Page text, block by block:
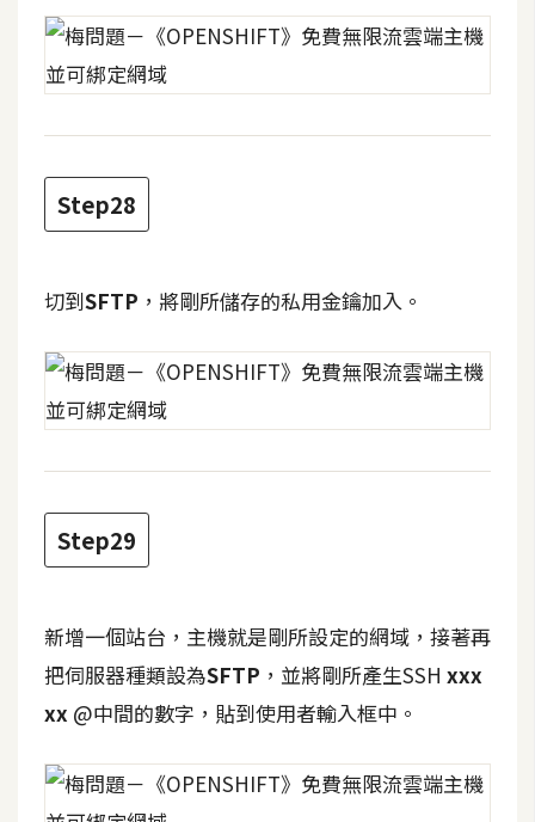
Step28
切到SFTP ，將剛所儲存的私用金鑰加入。
Step29
新增一個站台，主機就是剛所設定的網域，接著再
把伺服器種類設為SFTP ，並將剛所產生SSH xxx
xx @中間的數字，貼到使用者輸入框中。